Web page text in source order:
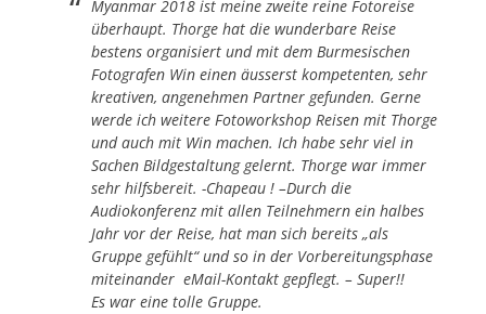
Myanmar 2018 ist meine zweite reine Fotoreise
überhaupt. Thorge hat die wunderbare Reise
bestens organisiert und mit dem Burmesischen
Fotografen Win einen äusserst kompetenten, sehr
kreativen, angenehmen Partner gefunden. Gerne
werde ich weitere Fotoworkshop Reisen mit Thorge
und auch mit Win machen. Ich habe sehr viel in
Sachen Bildgestaltung gelernt. Thorge war immer
sehr hilfsbereit. -Chapeau ! –Durch die
Audiokonferenz mit allen Teilnehmern ein halbes
Jahr vor der Reise, hat man sich bereits „als
Gruppe gefühlt“ und so in der Vorbereitungsphase
miteinander eMail-Kontakt gepflegt. – Super!!
Es war eine tolle Gruppe.